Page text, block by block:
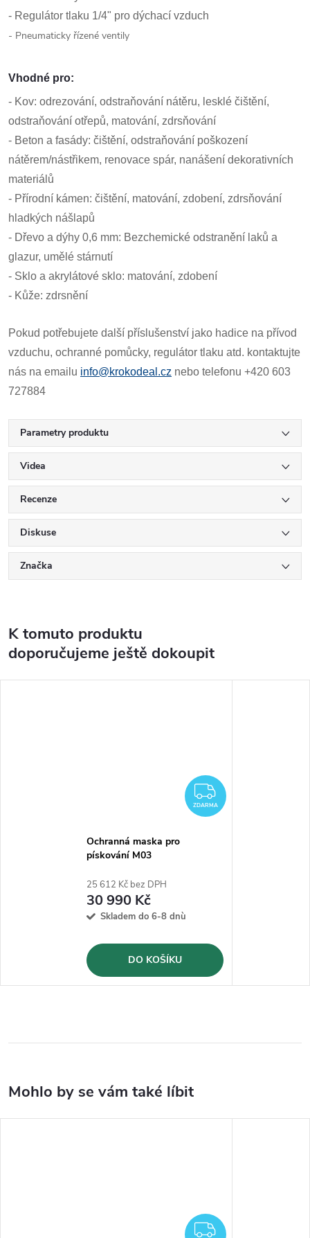
- Regulátor tlaku 1/4" pro dýchací vzduch
- Pneumaticky řízené ventily
Vhodné pro:
- Kov: odrezování, odstraňování nátěru, lesklé čištění,
odstraňování otřepů, matování, zdrsňování
- Beton a fasády: čištění, odstraňování poškození
nátěrem/nástřikem, renovace spár, nanášení dekorativních
materiálů
- Přírodní kámen: čištění, matování, zdobení, zdrsňování
hladkých nášlapů
- Dřevo a dýhy 0,6 mm: Bezchemické odstranění laků a
glazur, umělé stárnutí
- Sklo a akrylátové sklo: matování, zdobení
- Kůže: zdrsnění
Pokud potřebujete další příslušenství jako hadice na přívod
vzduchu, ochranné pomůcky, regulátor tlaku atd. kontaktujte
nás na emailu info@krokodeal.cz nebo telefonu +420 603
727884
Parametry produktu
Videa
Recenze
Diskuse
Značka
K tomuto produktu
doporučujeme ještě dokoupit
ZDARMA
ZDARMA
Ochranná maska pro
pískování M03
25 612 Kč bez DPH
30 990 Kč
Skladem do 6-8 dnù
DO KOŠÍKU
ZDARMA